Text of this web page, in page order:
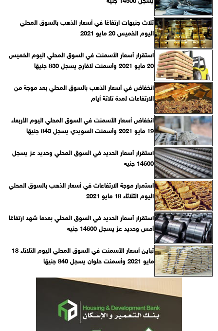
ثلاث جنيهات ارتفاعًا في أسعار الذهب بالسوق المحلي
اليوم الخميس 20 مايو 2021
استقرار أسعار الأسمنت في السوق المحلي اليوم الخميس
20 مايو 2021 وأسمنت لافارج يسجل 830 جنيهًا
انخفاض في أسعار الذهب بالسوق المحلي بعد موجة من
الارتفاعات لمدة ثلاثة أيام
انخفاض أسعار الأسمنت في السوق المحلي اليوم الأربعاء
19 مايو 2021 وأسمنت السويدي يسجل 843 جنيهًا
استقرار أسعار الحديد في السوق المحلي وحديد عز يسجل
14600 جنيه
استمرار موجة الارتفاعات في أسعار الذهب بالسوق المحلي
اليوم الثلاثاء 18 مايو 2021
استقرار أسعار الحديد في السوق المحلي بعدما شهد ارتفاعًا
أمس وحديد عز يسجل 14600 جنيه
تباين أسعار الأسمنت في السوق المحلي اليوم الثلاثاء 18
مايو 2021 وأسمنت حلوان يسجل 840 جنيهًا